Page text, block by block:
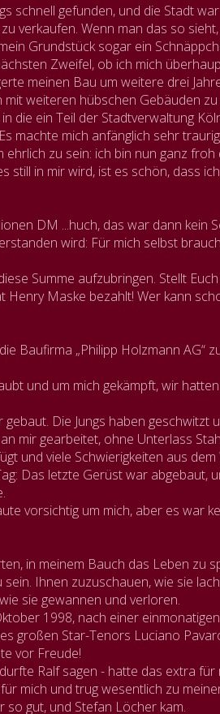
schnell gefunden, und die Stadt
verkaufen. Wenn man das so
Grundstück sogar ein
Zweifel, ob ich mich
meinen Bau um weitere drei
mit weiteren hübschen Gebäuden
die ein Teil der Stadtverwaltung
machte mich anfänglich sehr
zu sein: ich bin nun ganz froh
still in mir wird, ist es schön, dass
DM ...huch, das war dann kein
wird: Für mich selbst
Summe aufzubringen. Stellt
Henry Maske bezahlt! Wer kann
Baufirma „Philipp Holzmann AG“
und um mich gekämpft, wir
gebaut. Die Jungs haben geschwitzt
mir gearbeitet, ohne Unterlass
und viele Schwierigkeiten aus dem
Das letzte Gerüst war abgebaut,
vorsichtig um mich, aber es war
in meinem Bauch das Leben zu
Ihnen zuzuschauen, wie sie
sie gewannen und verloren.
1998, nach einer
großen Star-Tenors Luciano
vor Freude!
Ralf sagen - hatte das extra für
mich und trug wesentlich zu
so gut, und Stefan Löcher kam.